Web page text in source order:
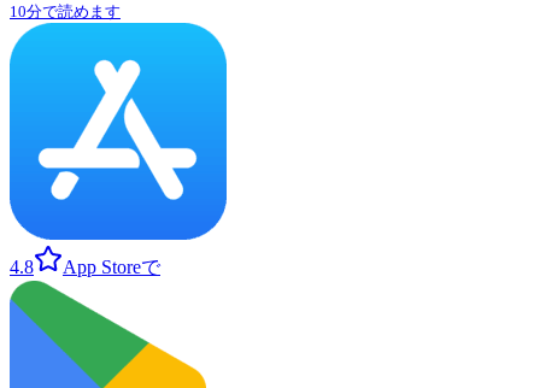
10分で読めます
4.8 App Storeで